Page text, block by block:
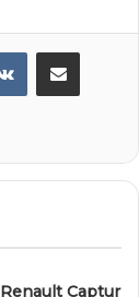
VKontakte
Share via Email
Captur